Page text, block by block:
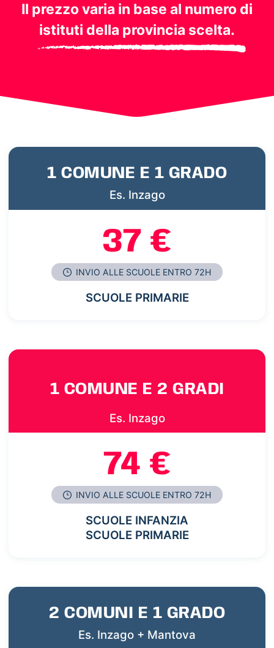
Il prezzo varia in base al numero di
istituti della provincia scelta.
1 COMUNE E 1 GRADO
Es. Inzago
37 €
INVIO ALLE SCUOLE ENTRO 72H
SCUOLE PRIMARIE
1 COMUNE E 2 GRADI
Es. Inzago
74 €
INVIO ALLE SCUOLE ENTRO 72H
SCUOLE INFANZIA
SCUOLE PRIMARIE
2 COMUNI E 1 GRADO
Es. Inzago + Mantova